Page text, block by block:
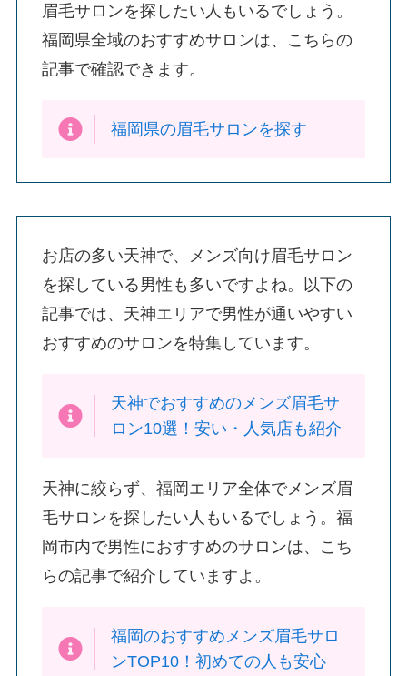
眉毛サロンを探したい人もいるでしょう。
福岡県全域のおすすめサロンは、こちらの
記事で確認できます。
福岡県の眉毛サロンを探す
お店の多い天神で、メンズ向け眉毛サロン
を探している男性も多いですよね。以下の
記事では、天神エリアで男性が通いやすい
おすすめのサロンを特集しています。
天神でおすすめのメンズ眉毛サ
ロン10選！安い・人気店も紹介
天神に絞らず、福岡エリア全体でメンズ眉
毛サロンを探したい人もいるでしょう。福
岡市内で男性におすすめのサロンは、こち
らの記事で紹介していますよ。
福岡のおすすめメンズ眉毛サロ
ンTOP10！初めての人も安心